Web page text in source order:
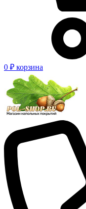
0 ₽ корзина